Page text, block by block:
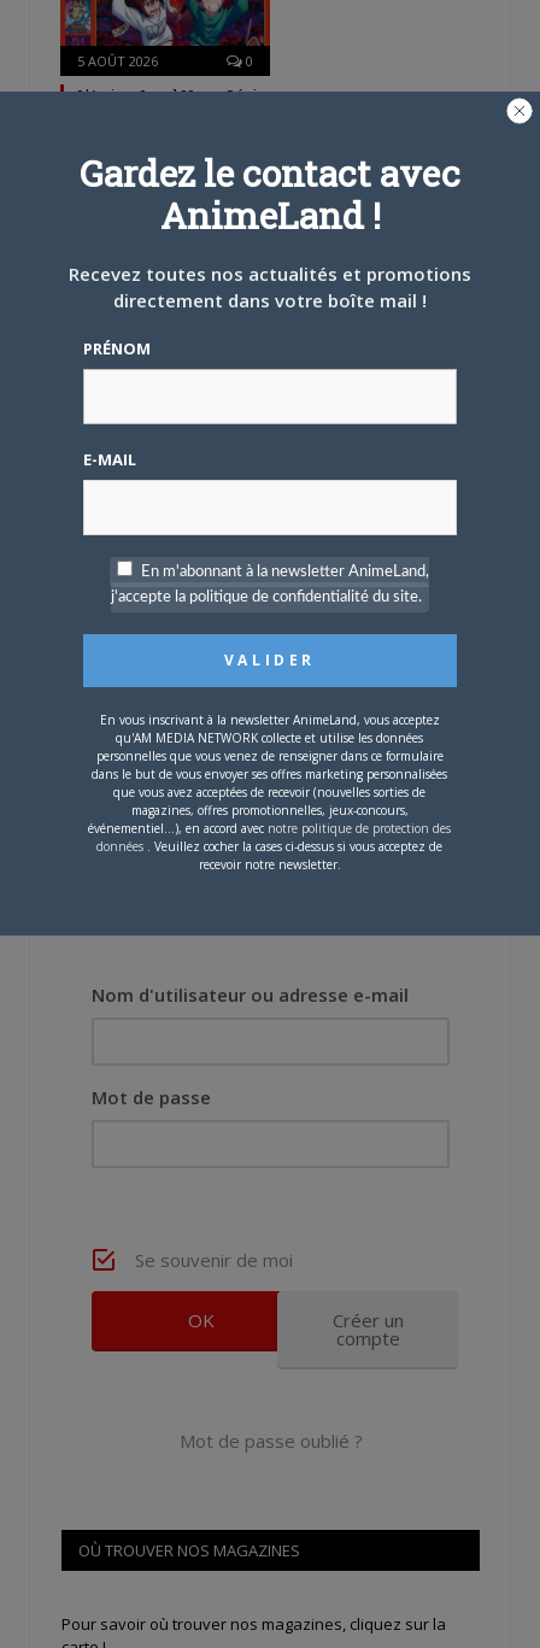
5 AOÛT 2026 0
L’AnimeLand Hors-Série
Une nouvelle série TV
Digimon en préparation
4 JUILLET 2026 0
Lors des prémices du
originel.»
Vous devezvous connecterpour laisser un
commentaire.
Nom d'utilisateur ou adresse e-mail
Mot de passe
Se souvenir de moi
Créer un
compte
Mot de passe oublié ?
OÙ TROUVER NOS MAGAZINES
Pour savoir où trouver nos magazines, cliquez sur la
Gardez le contact avec
AnimeLand !
Recevez toutes nos actualités et promotions
directement dans votre boîte mail !
PRÉNOM
E-MAIL
En m'abonnant à la newsletter AnimeLand,
j'accepte la politique de confidentialité du site.
En vous inscrivant à la newsletter AnimeLand, vous acceptez
qu'AM MEDIA NETWORK collecte et utilise les données
personnelles que vous venez de renseigner dans ce formulaire
dans le but de vous envoyer ses offres marketing personnalisées
que vous avez acceptées de recevoir (nouvelles sorties de
magazines, offres promotionnelles, jeux-concours,
événementiel...), en accord avec notre politique de protection des
données . Veuillez cocher la cases ci-dessus si vous acceptez de
recevoir notre newsletter.